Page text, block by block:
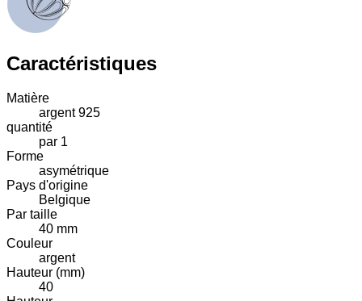
Caractéristiques
Matière
argent 925
quantité
par 1
Forme
asymétrique
Pays d'origine
Belgique
Par taille
40 mm
Couleur
argent
Hauteur (mm)
40